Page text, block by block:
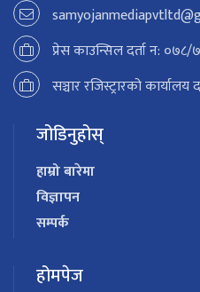
प्रेस काउन्सिल दर्ता न:
सञ्चार रजिस्ट्रारको
जोडिनुहोस्
हाम्रो बारेमा
विज्ञापन
सम्पर्क
होमपेज